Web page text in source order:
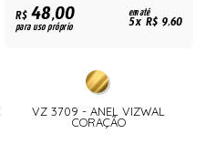
R$48,00
para uso próprio
em até
5x R$ 9,60
VZ 3709 - ANEL VIZWAL
CORAÇÃO